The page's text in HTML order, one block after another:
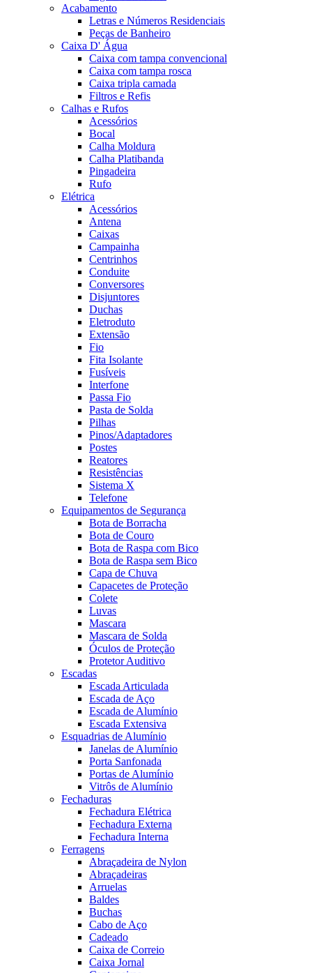
Acabamento
Letras e Números Residenciais
Peças de Banheiro
Caixa D' Água
Caixa com tampa convencional
Caixa com tampa rosca
Caixa tripla camada
Filtros e Refis
Calhas e Rufos
Acessórios
Bocal
Calha Moldura
Calha Platibanda
Pingadeira
Rufo
Elétrica
Acessórios
Antena
Caixas
Campainha
Centrinhos
Conduite
Conversores
Disjuntores
Duchas
Eletroduto
Extensão
Fio
Fita Isolante
Fusíveis
Interfone
Passa Fio
Pasta de Solda
Pilhas
Pinos/Adaptadores
Postes
Reatores
Resistências
Sistema X
Telefone
Equipamentos de Segurança
Bota de Borracha
Bota de Couro
Bota de Raspa com Bico
Bota de Raspa sem Bico
Capa de Chuva
Capacetes de Proteção
Colete
Luvas
Mascara
Mascara de Solda
Óculos de Proteção
Protetor Auditivo
Escadas
Escada Articulada
Escada de Aço
Escada de Alumínio
Escada Extensiva
Esquadrias de Alumínio
Janelas de Alumínio
Porta Sanfonada
Portas de Alumínio
Vitrôs de Alumínio
Fechaduras
Fechadura Elétrica
Fechadura Externa
Fechadura Interna
Ferragens
Abraçadeira de Nylon
Abraçadeiras
Arruelas
Baldes
Buchas
Cabo de Aço
Cadeado
Caixa de Correio
Caixa Jornal